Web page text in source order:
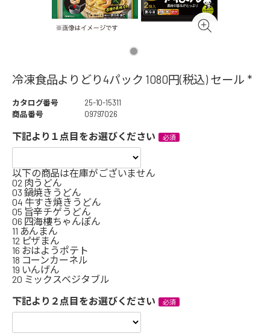
冷凍食品よりどり4パック 1080円(税込) セール *
カタログ番号
25-10-15311
商品番号
09797026
下記より１点目をお選びください
以下の商品は在庫がございません
02 肉うどん
03 鍋焼きうどん
04 牛すき焼きうどん
05 旨辛チゲうどん
06 四海樓ちゃんぽん
11 あんまん
12 ピザまん
16 おはようポテト
18 コーンカーネル
19 いんげん
20 ミックスベジタブル
下記より２点目をお選びください